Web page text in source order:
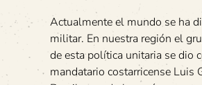
Actualmente el mundo se ha
militar. En nuestra región el
de esta política unitaria se dio
mandatario costarricense Luis